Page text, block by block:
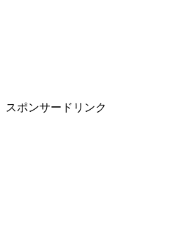
スポンサードリンク